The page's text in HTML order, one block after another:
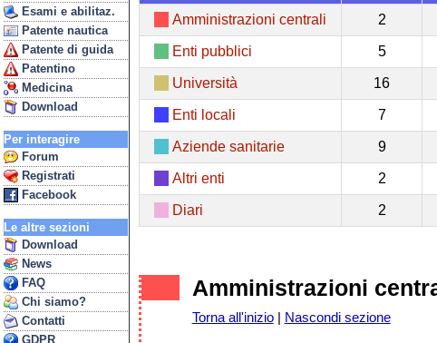
Esami e abilitaz.
Patente nautica
Patente di guida
Patentino
Medicina
Download
Per interagire
Forum
Registrati
Facebook
Le altre sezioni
Download
News
FAQ
Chi siamo?
Contatti
GDPR
Amministrazioni centrali 2
Enti pubblici 5
Università 16
Enti locali 7
Aziende sanitarie 9
Altri enti 2
Diari 2
Amministrazioni
Torna all'inizio| Nascondi sezione